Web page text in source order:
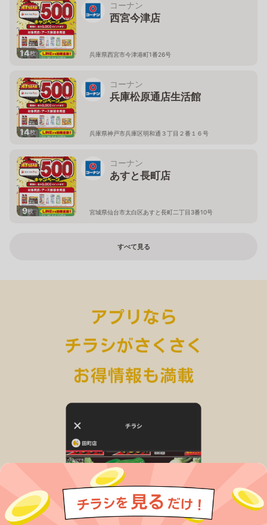
14枚
コーナン
西宮今津店
兵庫県西宮市今津港町1番26号
14枚
コーナン
兵庫松原通店生活館
兵庫県神戸市兵庫区明和通３丁目２番１６号
9枚
コーナン
あすと長町店
宮城県仙台市太白区あすと長町二丁目3番10号
すべて見る